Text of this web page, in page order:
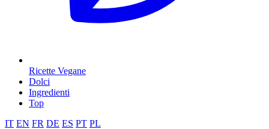
Ricette Vegane
Dolci
Ingredienti
Top
IT EN FR DE ES PT PL